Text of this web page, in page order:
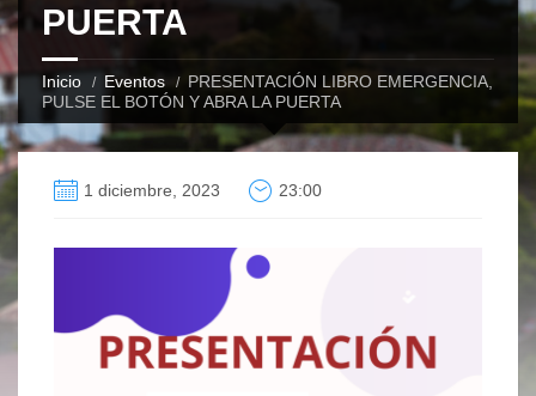
PUERTA
Inicio Eventos
PRESENTACIÓN LIBRO EMERGENCIA,
PULSE EL BOTÓN Y ABRA LA PUERTA
1 diciembre, 2023 23:00